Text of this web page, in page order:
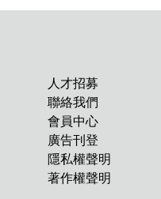
人才招募
聯絡我們
會員中心
廣告刊登
隱私權聲明
著作權聲明